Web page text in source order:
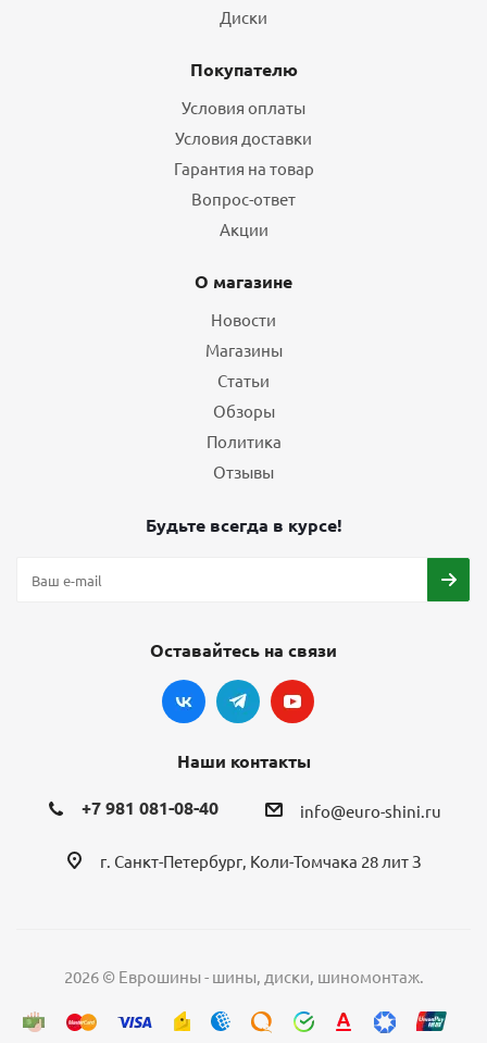
Диски
Покупателю
Условия оплаты
Условия доставки
Гарантия на товар
Вопрос-ответ
Акции
О магазине
Новости
Магазины
Статьи
Обзоры
Политика
Отзывы
Будьте всегда в курсе!
Оставайтесь на связи
Наши контакты
+7 981 081-08-40 info@euro-shini.ru
г. Санкт-Петербург, Коли-Томчака 28 лит З
2026 © Еврошины - шины, диски, шиномонтаж.